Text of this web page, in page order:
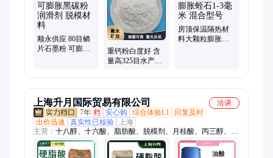
石粉、火山石粉、轻钙粉、滑石粉、硅酸铝粉、矿粉、粉煤灰
顺永供应 80目鳞
片石墨粉 可膨胀
重钙粉白度好 含
量高325目水产养
房顶保温隔热材
料大颗粒膨胀蛭
上海升月国际贸易有限公司
洽谈
7年 档 安心购 综合体验L1
回复及时
出价迅速
真实性已核验
上海
主营： 十八醇、十六酸、脂肪酸、脱模剂、月桂酸、丙三醇、十
八酸、棕榈酸、硬脂酸、十二酸、瓜尔胶、脂肪粉、甘油、肉豆
蔻酸、十二醇、十六醇、十六十八醇、硅油、丙二醇、鲸蜡硬脂